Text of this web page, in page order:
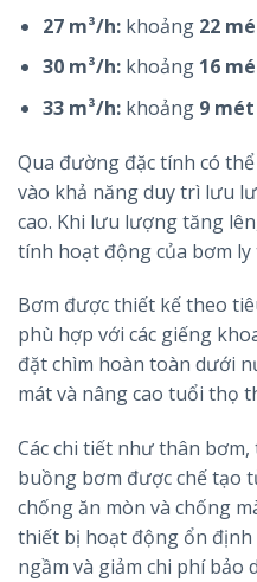
27 m³/h:khoảng 22
30 m³/h:khoảng 16
33 m³/h:khoảng 9 mét
Qua đường đặc tính có
vào khả năng duy trì lưu
cao. Khi lưu lượng tăng
tính hoạt động của bơm ly
Bơm được thiết kế theo
phù hợp với các giếng
đặt chìm hoàn toàn dưới
mát và nâng cao tuổi thọ
Các chi tiết như thân
buồng bơm được chế tạo
chống ăn mòn và chống
thiết bị hoạt động ổn
ngầm và giảm chi phí bảo